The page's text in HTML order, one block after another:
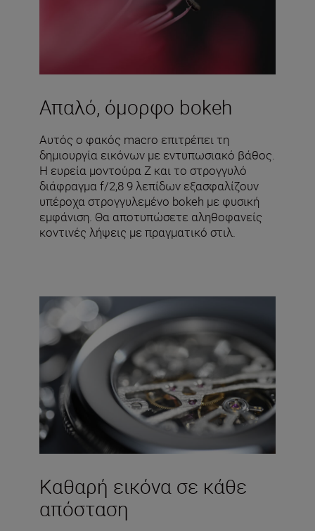
Απαλό, όμορφο bokeh
Αυτός ο φακός macro επιτρέπει τη
δημιουργία εικόνων με εντυπωσιακό βάθος.
Η ευρεία μοντούρα Z και το στρογγυλό
διάφραγμα f/2,8 9 λεπίδων εξασφαλίζουν
υπέροχα στρογγυλεμένο bokeh με φυσική
εμφάνιση. Θα αποτυπώσετε αληθοφανείς
κοντινές λήψεις με πραγματικό στιλ.
Καθαρή εικόνα σε κάθε
απόσταση